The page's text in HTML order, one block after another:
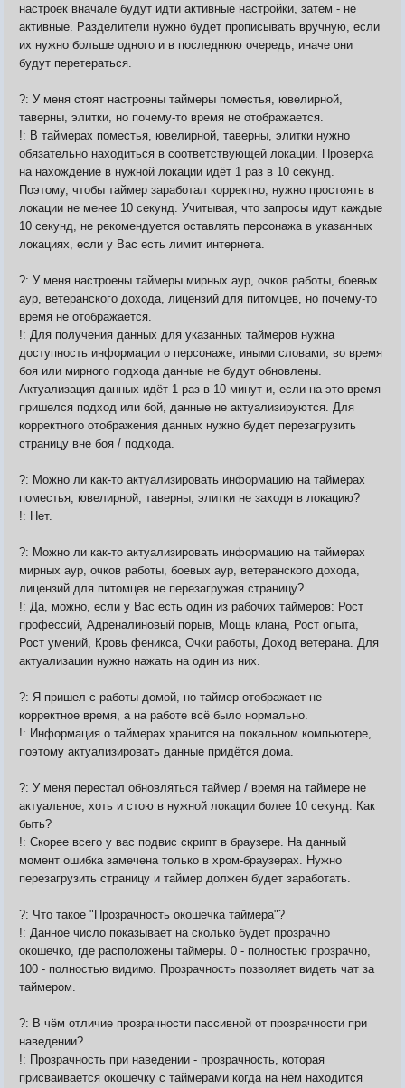
настроек вначале будут идти активные настройки, затем - не
активные. Разделители нужно будет прописывать вручную, если
их нужно больше одного и в последнюю очередь, иначе они
будут перетераться.
?: У меня стоят настроены таймеры поместья, ювелирной,
таверны, элитки, но почему-то время не отображается.
!: В таймерах поместья, ювелирной, таверны, элитки нужно
обязательно находиться в соответствующей локации. Проверка
на нахождение в нужной локации идёт 1 раз в 10 секунд.
Поэтому, чтобы таймер заработал корректно, нужно простоять в
локации не менее 10 секунд. Учитывая, что запросы идут каждые
10 секунд, не рекомендуется оставлять персонажа в указанных
локациях, если у Вас есть лимит интернета.
?: У меня настроены таймеры мирных аур, очков работы, боевых
аур, ветеранского дохода, лицензий для питомцев, но почему-то
время не отображается.
!: Для получения данных для указанных таймеров нужна
доступность информации о персонаже, иными словами, во время
боя или мирного подхода данные не будут обновлены.
Актуализация данных идёт 1 раз в 10 минут и, если на это время
пришелся подход или бой, данные не актуализируются. Для
корректного отображения данных нужно будет перезагрузить
страницу вне боя / подхода.
?: Можно ли как-то актуализировать информацию на таймерах
поместья, ювелирной, таверны, элитки не заходя в локацию?
!: Нет.
?: Можно ли как-то актуализировать информацию на таймерах
мирных аур, очков работы, боевых аур, ветеранского дохода,
лицензий для питомцев не перезагружая страницу?
!: Да, можно, если у Вас есть один из рабочих таймеров: Рост
профессий, Адреналиновый порыв, Мощь клана, Рост опыта,
Рост умений, Кровь феникса, Очки работы, Доход ветерана. Для
актуализации нужно нажать на один из них.
?: Я пришел с работы домой, но таймер отображает не
корректное время, а на работе всё было нормально.
!: Информация о таймерах хранится на локальном компьютере,
поэтому актуализировать данные придётся дома.
?: У меня перестал обновляться таймер / время на таймере не
актуальное, хоть и стою в нужной локации более 10 секунд. Как
быть?
!: Скорее всего у вас подвис скрипт в браузере. На данный
момент ошибка замечена только в хром-браузерах. Нужно
перезагрузить страницу и таймер должен будет заработать.
?: Что такое "Прозрачность окошечка таймера"?
!: Данное число показывает на сколько будет прозрачно
окошечко, где расположены таймеры. 0 - полностью прозрачно,
100 - полностью видимо. Прозрачность позволяет видеть чат за
таймером.
?: В чём отличие прозрачности пассивной от прозрачности при
наведении?
!: Прозрачность при наведении - прозрачность, которая
присваивается окошечку с таймерами когда на нём находится